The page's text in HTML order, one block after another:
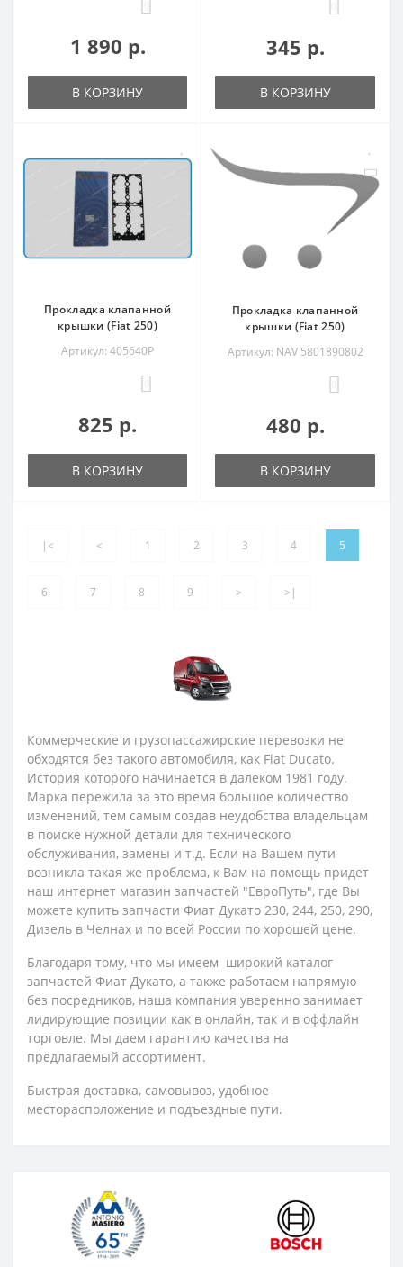
1 890 р.
В КОРЗИНУ
345 р.
В КОРЗИНУ
Прокладка клапанной
крышки (Fiat 250)
Артикул: 405640P
825 р.
В КОРЗИНУ
Прокладка клапанной
крышки (Fiat 250)
Артикул: NAV 5801890802
480 р.
В КОРЗИНУ
|< < 1 2 3 4 5
6 7 8 9 > >|
Коммерческие и грузопассажирские перевозки не
обходятся без такого автомобиля, как Fiat Ducato.
История которого начинается в далеком 1981 году.
Марка пережила за это время большое количество
изменений, тем самым создав неудобства владельцам
в поиске нужной детали для технического
обслуживания, замены и т.д. Если на Вашем пути
возникла такая же проблема, к Вам на помощь придет
наш интернет магазин запчастей "ЕвроПуть", где Вы
можете купить запчасти Фиат Дукато 230, 244, 250, 290,
Дизель в Челнах и по всей России по хорошей цене.
Благодаря тому, что мы имеем широкий каталог
запчастей Фиат Дукато, а также работаем напрямую
без посредников, наша компания уверенно занимает
лидирующие позиции как в онлайн, так и в оффлайн
торговле. Мы даем гарантию качества на
предлагаемый ассортимент.
Быстрая доставка, самовывоз, удобное
месторасположение и подъездные пути.